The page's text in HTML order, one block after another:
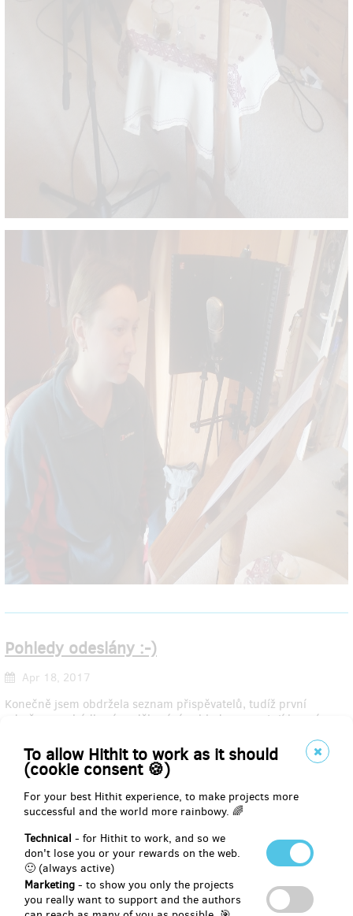
To allow Hithit to work as it should
(cookie consent 🍪)
For your best Hithit experience, to make projects more
successful and the world more rainbowy. 🌈
Technical - for Hithit to work, and so we
don't lose you or your rewards on the web.
🙂 (always active)
Marketing - to show you only the projects
you really want to support and the authors
Pohledy odeslány :-)
Apr 18, 2017
Konečně jsem obdržela seznam přispěvatelů, tudíž první
odměny - pohádková poděkování pohledem - putují ke svým
Začínáme sázet.
Apr 11, 2017
Dnes jsem strávila plodné dopoledne při základní sazbě knížky,
jíž se ujal mistr svého řemesla a jeden ze zakladatelů české
scifi-fantasy scény - pan Michael Bronec z nakladatelství Straky
na vrbě. Připravit k tisku pohádkovou knihu při všech jejích